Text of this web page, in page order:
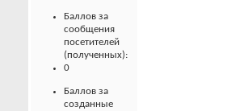
Баллов за
сообщения
посетителей
(полученных):
0
Баллов за
созданные